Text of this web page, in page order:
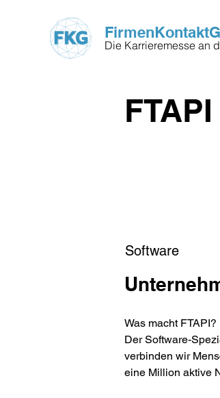
Die Karrieremesse an
FTAPI
Software
Was macht FTAPI?
Der Software-
verbinden wir
eine Million aktive